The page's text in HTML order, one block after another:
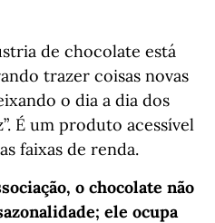
de chocolate está
trazer coisas novas
o dia a dia dos
É um produto acessível
faixas de renda.
o chocolate não
ele ocupa